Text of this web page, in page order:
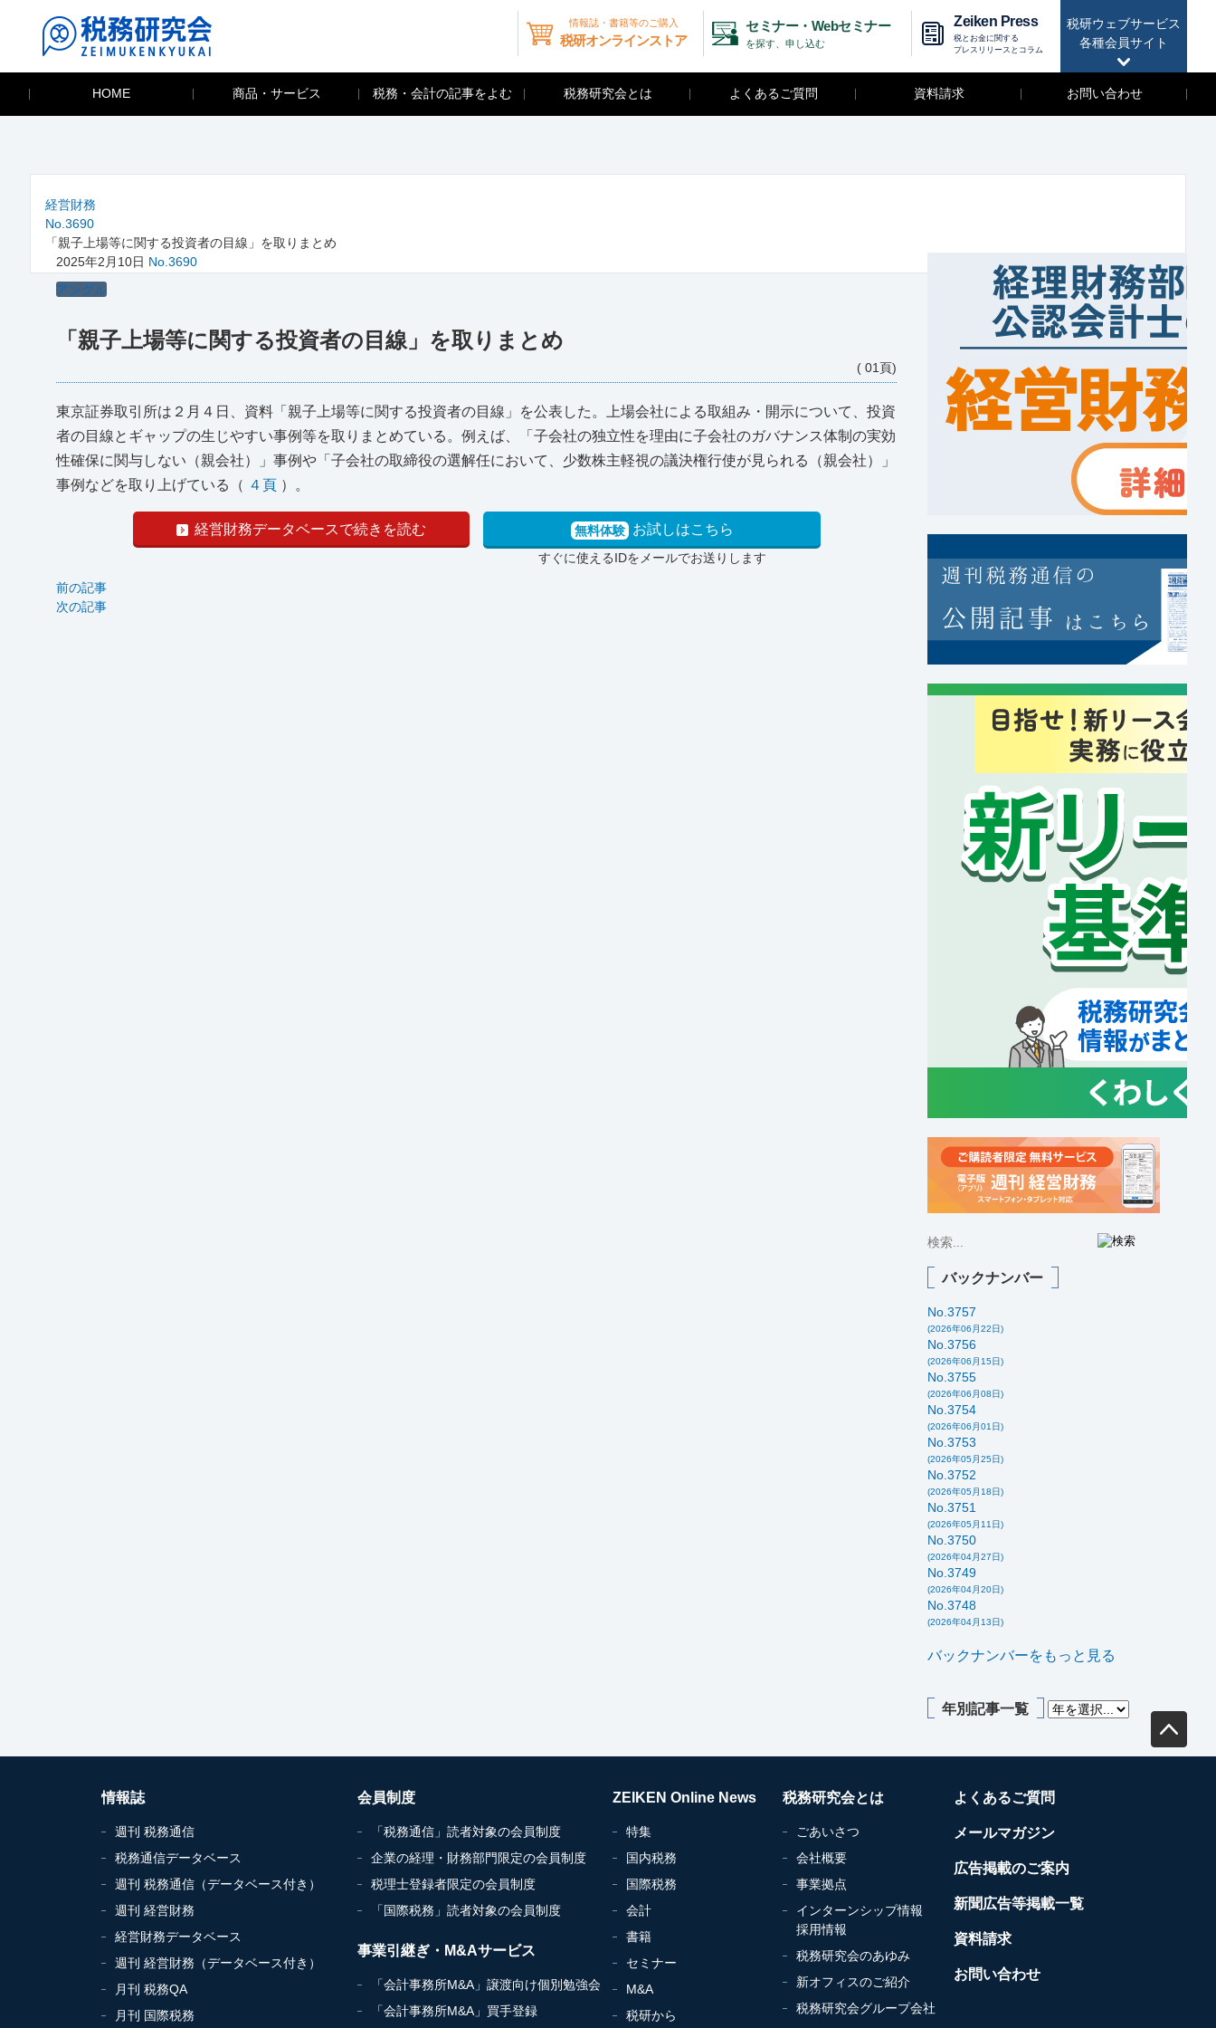
税研ウェブサービス
各種会員サイト
情報誌・書籍等のご購入
税研オンラインストア
セミナー・Webセミナー
を探す、申し込む
Zeiken Press
税とお金に関する
プレスリリースとコラム
HOME 商品・サービス 税務・会計の記事をよむ 税務研究会とは よくあるご質問 資料請求 お問い合わせ
経営財務
No.3690
「親子上場等に関する投資者の目線」を取りまとめ
2025年2月10日 No.3690
アングル
「親子上場等に関する投資者の目線」を取りまとめ
( 01頁)
東京証券取引所は２月４日、資料「親子上場等に関する投資者の目線」を公表した。上場会社による取組み・開示について、投資
者の目線とギャップの生じやすい事例等を取りまとめている。例えば、「子会社の独立性を理由に子会社のガバナンス体制の実効
性確保に関与しない（親会社）」事例や「子会社の取締役の選解任において、少数株主軽視の議決権行使が見られる（親会社）」
事例などを取り上げている（ ４頁 ）。
経営財務データベースで続きを読む 無料体験 お試しはこちら
すぐに使えるIDをメールでお送りします
前の記事
次の記事
バックナンバー
No.3757
(2026年06月22日)
No.3756
(2026年06月15日)
No.3755
(2026年06月08日)
No.3754
(2026年06月01日)
No.3753
(2026年05月25日)
No.3752
(2026年05月18日)
No.3751
(2026年05月11日)
No.3750
(2026年04月27日)
No.3749
(2026年04月20日)
No.3748
(2026年04月13日)
バックナンバーをもっと見る
年別記事一覧
情報誌
週刊 税務通信
税務通信データベース
週刊 税務通信（データベース付き）
週刊 経営財務
経営財務データベース
週刊 経営財務（データベース付き）
月刊 税務QA
月刊 国際税務
会員制度
「税務通信」読者対象の会員制度
企業の経理・財務部門限定の会員制度
税理士登録者限定の会員制度
「国際税務」読者対象の会員制度
事業引継ぎ・M&Aサービス
「会計事務所M&A」譲渡向け個別勉強会
「会計事務所M&A」買手登録
ZEIKEN Online News
特集
国内税務
国際税務
会計
書籍
セミナー
M&A
税研から
税務研究会とは
ごあいさつ
会社概要
事業拠点
インターンシップ情報
採用情報
税務研究会のあゆみ
新オフィスのご紹介
税務研究会グループ会社
よくあるご質問
メールマガジン
広告掲載のご案内
新聞広告等掲載一覧
資料請求
お問い合わせ